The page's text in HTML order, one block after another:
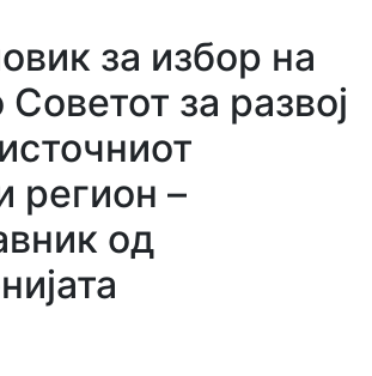
за избор на
за развој
регион –
од